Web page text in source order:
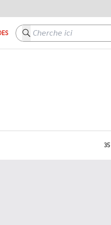
Cherche ici
35